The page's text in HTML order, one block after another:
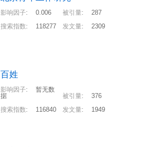
影响因子: 0.006 被引量:
287
搜索指数: 118277 发文量: 2309
百姓
影响因子:
暂无数
据
被引量:
376
搜索指数: 116840 发文量: 1949